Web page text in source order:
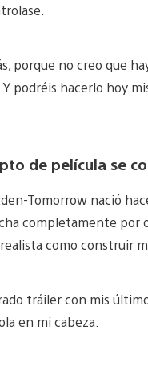
porque no creo que
podréis hacerlo hoy
de película se
Tomorrow nació
completamente por
como construir
tráiler con mis
en mi cabeza.